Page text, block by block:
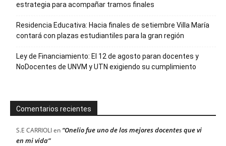
estrategia para acompañar tramos finales
Residencia Educativa: Hacia finales de setiembre Villa María
contará con plazas estudiantiles para la gran región
Ley de Financiamiento: El 12 de agosto paran docentes y
NoDocentes de UNVM y UTN exigiendo su cumplimiento
Comentarios recientes
S.E CARRIOLIen “Onelio fue uno de los mejores docentes que vi
en mi vida”